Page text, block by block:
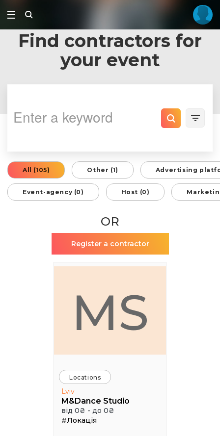
Find contractors for
your event
All (105) Other (1) Advertising
Event-agency (0) Host (0)
OR
Register a contractor
MS
Locations
Lviv
M&Dance Studio
від 0₴ - до 0₴
#Локація